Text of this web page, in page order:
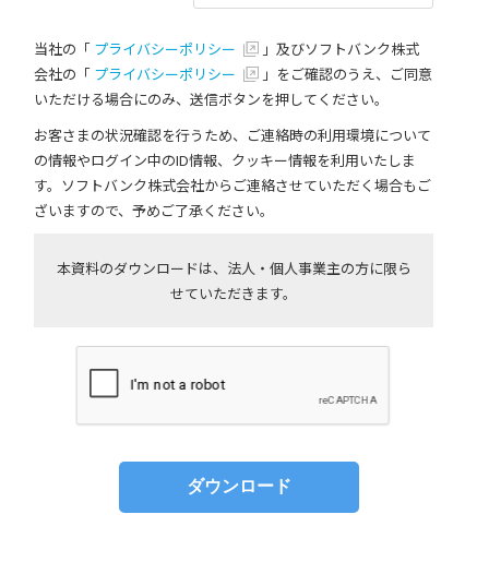
当社の「 プライバシーポリシー
」及びソフトバンク株式
会社の「 プライバシーポリシー
」をご確認のうえ、ご同意
いただける場合にのみ、送信ボタンを押してください。
お客さまの状況確認を行うため、ご連絡時の利用環境について
の情報やログイン中のID情報、クッキー情報を利用いたしま
す。ソフトバンク株式会社からご連絡させていただく場合もご
ざいますので、予めご了承ください。
本資料のダウンロードは、法人・個人事業主の方に限ら
せていただきます。